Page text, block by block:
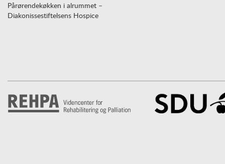
Pårørendekøkken i alrummet –
Diakonissestiftelsens Hospice